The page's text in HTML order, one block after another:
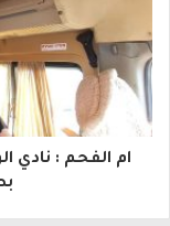
ك
ت
ر
ام الفحم : نادي